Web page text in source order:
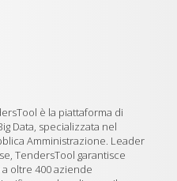
è la piattaforma di
Data, specializzata nel
Amministrazione. Leader
TendersTool garantisce
oltre 400 aziende